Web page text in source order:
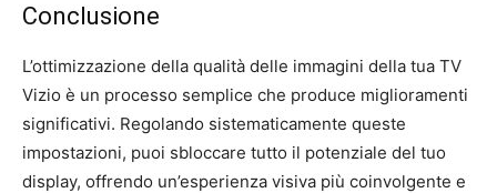
Conclusione
L’ottimizzazione della qualità delle immagini della tua TV
Vizio è un processo semplice che produce miglioramenti
significativi. Regolando sistematicamente queste
impostazioni, puoi sbloccare tutto il potenziale del tuo
display, offrendo un’esperienza visiva più coinvolgente e